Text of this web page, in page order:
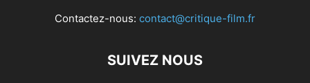
Contactez-nous: contact@critique-film.fr
SUIVEZ NOUS